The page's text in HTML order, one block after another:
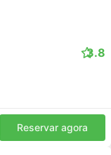
3.8
Reservar agora